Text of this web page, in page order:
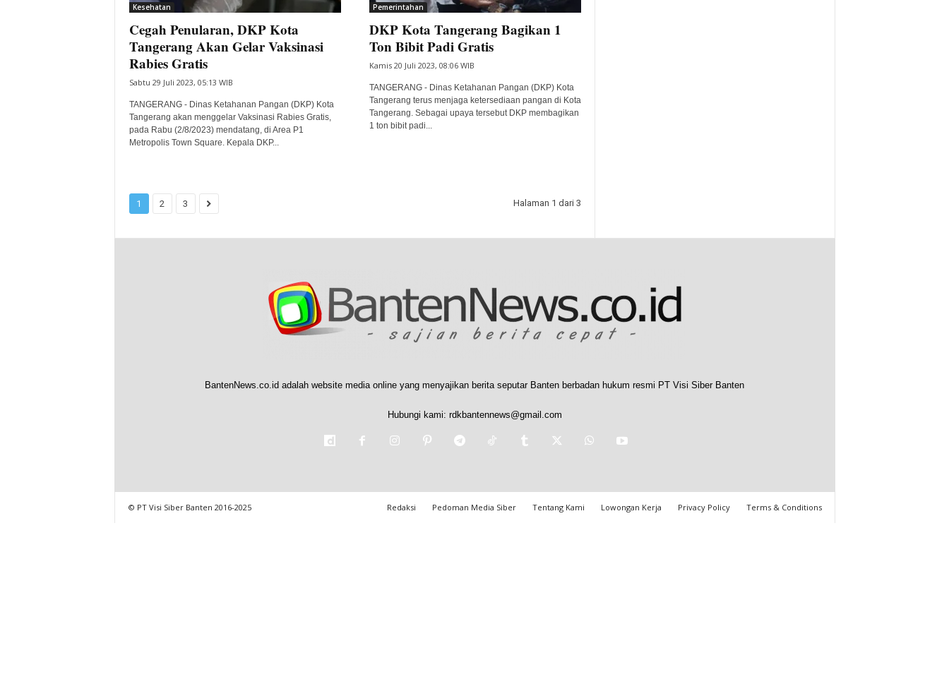
Kesehatan
Cegah Penularan, DKP Kota
Tangerang Akan Gelar Vaksinasi
Rabies Gratis
Sabtu 29 Juli 2023, 05:13 WIB
TANGERANG - Dinas Ketahanan Pangan (DKP) Kota
Tangerang akan menggelar Vaksinasi Rabies Gratis,
pada Rabu (2/8/2023) mendatang, di Area P1
Metropolis Town Square. Kepala DKP...
Pemerintahan
DKP Kota Tangerang Bagikan 1
Ton Bibit Padi Gratis
Kamis 20 Juli 2023, 08:06 WIB
TANGERANG - Dinas Ketahanan Pangan (DKP) Kota
Tangerang terus menjaga ketersediaan pangan di Kota
Tangerang. Sebagai upaya tersebut DKP membagikan
1 ton bibit padi...
1 2 3 Halaman 1 dari 3
BantenNews.co.id adalah website media online yang menyajikan berita seputar Banten berbadan hukum resmi PT Visi Siber Banten
Hubungi kami: rdkbantennews@gmail.com
Redaksi Pedoman Media Siber Tentang Kami Lowongan Kerja Privacy Policy Terms & Conditions
© PT Visi Siber Banten 2016-2025